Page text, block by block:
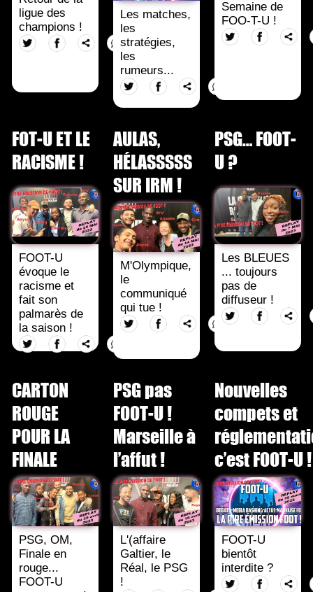
ligue des
champions !
Les matches,
les
stratégies,
les
rumeurs...
Semaine de
FOO-T-U !
FOT-U ET LE
RACISME !
FOOT-U
évoque le
racisme et
fait son
palmarès de
la saison !
AULAS,
HÉLASSSSS
SUR IRM !
M'Olympique,
le
communiqué
qui tue !
PSG… FOOT-
U ?
Les BLEUES
... toujours
pas de
diffuseur !
CARTON
ROUGE
POUR LA
FINALE
PSG, OM,
Finale en
rouge...
FOOT-U
PSG pas
FOOT-U !
Marseille à
l’affut !
L'(affaire
Galtier, le
Réal, le PSG
!
Nouvelles
compets et
c’est FOOT-U !
FOOT-U
bientôt
interdite ?